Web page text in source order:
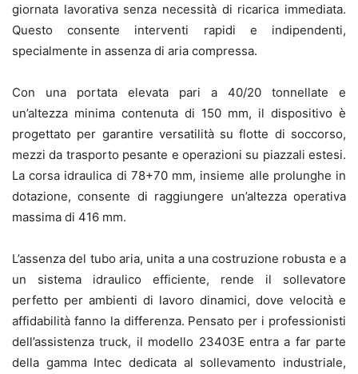
giornata lavorativa senza necessità di ricarica immediata.
Questo consente interventi rapidi e indipendenti,
specialmente in assenza di aria compressa.
Con una portata elevata pari a 40/20 tonnellate e
un’altezza minima contenuta di 150 mm, il dispositivo è
progettato per garantire versatilità su flotte di soccorso,
mezzi da trasporto pesante e operazioni su piazzali estesi.
La corsa idraulica di 78+70 mm, insieme alle prolunghe in
dotazione, consente di raggiungere un’altezza operativa
massima di 416 mm.
L’assenza del tubo aria, unita a una costruzione robusta e a
un sistema idraulico efficiente, rende il sollevatore
perfetto per ambienti di lavoro dinamici, dove velocità e
affidabilità fanno la differenza. Pensato per i professionisti
dell’assistenza truck, il modello 23403E entra a far parte
della gamma Intec dedicata al sollevamento industriale,